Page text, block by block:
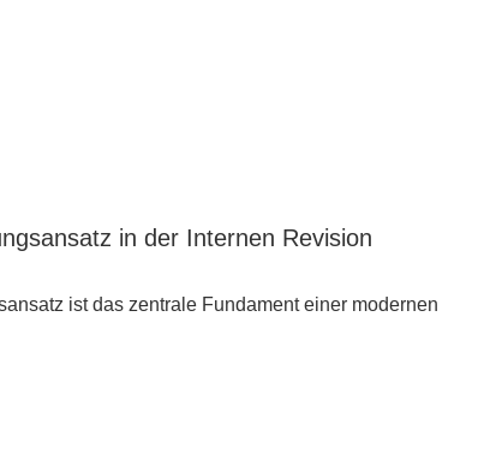
in der Internen Revision
ist das zentrale Fundament einer modernen